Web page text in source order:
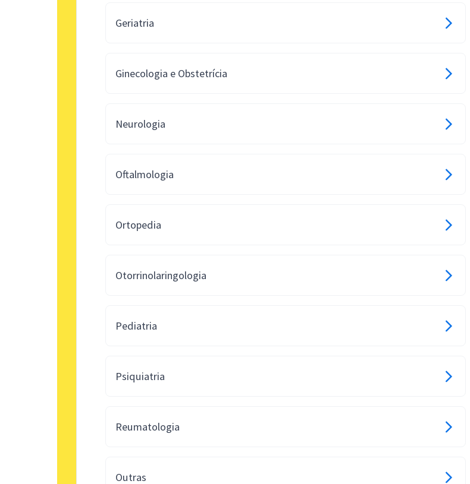
Geriatria
Ginecologia e Obstetrícia
Neurologia
Oftalmologia
Ortopedia
Otorrinolaringologia
Pediatria
Psiquiatria
Reumatologia
Outras